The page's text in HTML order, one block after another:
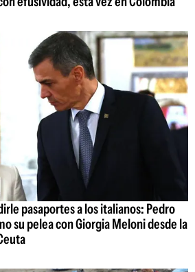
pasaportes a los italianos: Pedro
su pelea con Giorgia Meloni desde la